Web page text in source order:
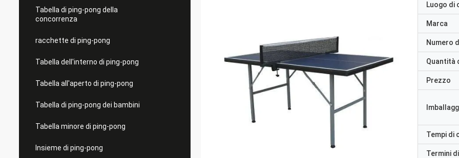
Tabella di ping-pong della
concorrenza
racchette di ping-pong
Tabella dell'interno di ping-pong
Tabella all'aperto di ping-pong
Tabella di ping-pong dei bambini
Tabella minore di ping-pong
Insieme di ping-pong
Luogo di
Marca
Numero
Quantità
Prezzo
Tempi di
Termini